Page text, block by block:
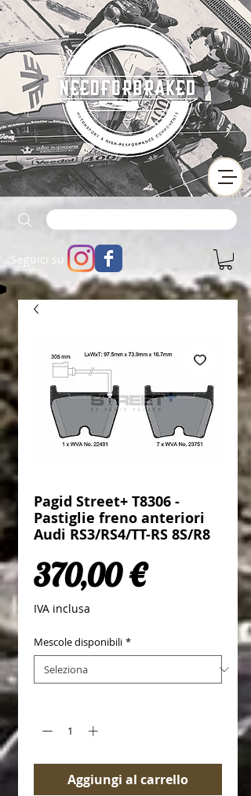
Seguici su
Pagid Street+ T8306 -
Pastiglie freno anteriori
Audi RS3/RS4/TT-RS 8S/R8
370,00 €Prezzo
IVA inclusa
Mescole disponibili *
Aggiungi al carrello